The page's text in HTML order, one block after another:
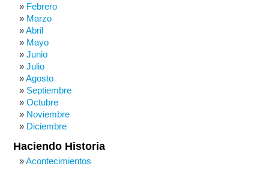
Febrero
Marzo
Abril
Mayo
Junio
Julio
Agosto
Septiembre
Octubre
Noviembre
Diciembre
Haciendo Historia
Acontecimientos